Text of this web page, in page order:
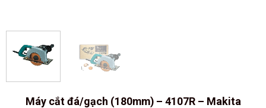
Máy cắt đá/gạch (180mm) – 4107R – Makita